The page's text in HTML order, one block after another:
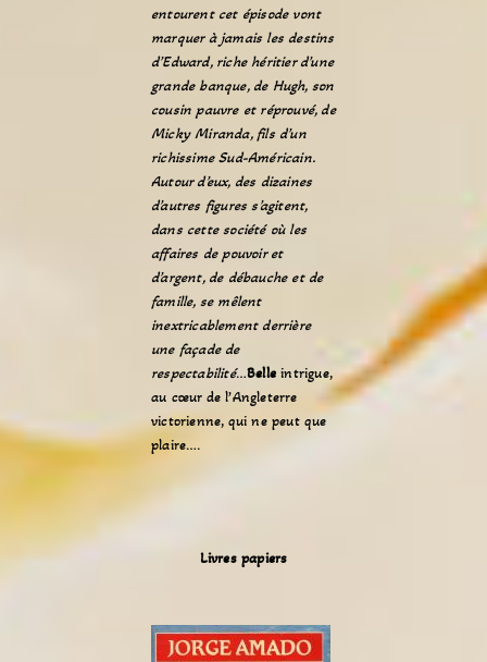
entourent cet épisode vont
marquer à jamais les destins
d’Edward, riche héritier d’une
grande banque, de Hugh, son
cousin pauvre et réprouvé, de
Micky Miranda, fils d’un
richissime Sud-Américain.
Autour d’eux, des dizaines
d’autres figures s’agitent,
dans cette société où les
affaires de pouvoir et
d’argent, de débauche et de
famille, se mêlent
inextricablement derrière
une façade de
respectabilité…Belle intrigue,
au cœur de l’Angleterre
victorienne, qui ne peut que
plaire….
Livres papiers